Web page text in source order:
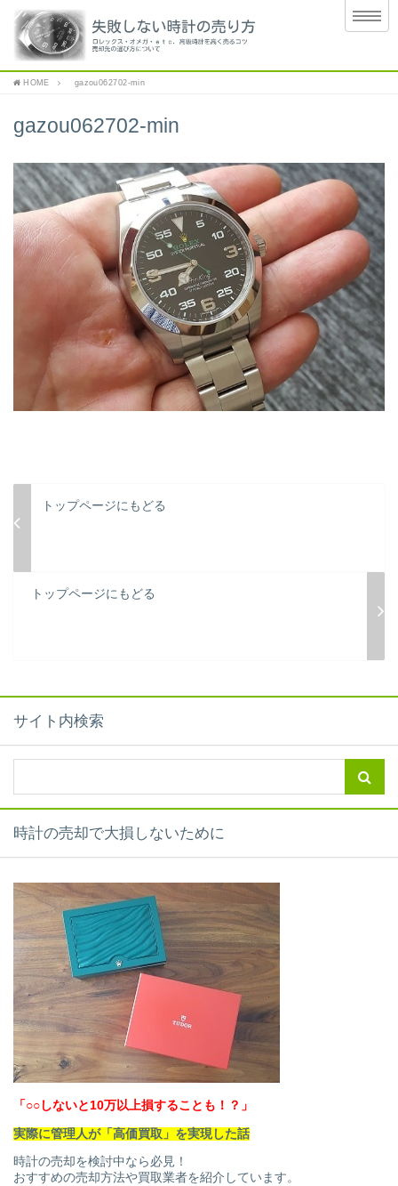
HOME gazou062702-min
gazou062702-min
トップページにもどる
トップページにもどる
サイト内検索
時計の売却で大損しないために
「○○しないと10万以上損することも！？」
実際に管理人が「高価買取」を実現した話
時計の売却を検討中なら必見！
おすすめの売却方法や買取業者を紹介しています。